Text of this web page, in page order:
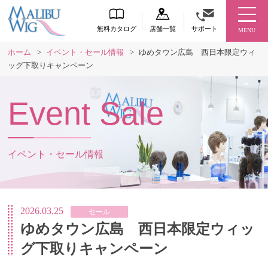
無料カタログ 店舗一覧 サポート MENU
ホーム > イベント・セール情報 > ゆめタウン広島 西日本限定ウィ
ッグ下取りキャンペーン
Event Sale
イベント・セール情報
2026.03.25 セール
ゆめタウン広島 西日本限定ウィッ
グ下取りキャンペーン